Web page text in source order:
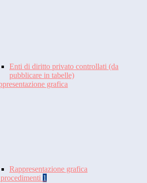
Enti di diritto privato controllati (da
pubblicare in tabelle)
grafica
Rappresentazione grafica
1